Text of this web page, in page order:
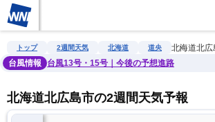
雨雲レーダー 台風情報 地震情報 警報・注
トップ 2週間天気 北海道 道央
北海道北広
台風情報
台風13号・15号｜今後の予想進路
北海道北広島市の2週間天気予報